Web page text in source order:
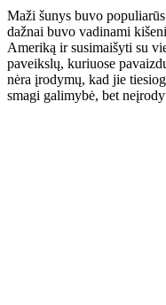
Maži šunys buvo
dažnai buvo vadinami
Ameriką ir susimaišyti su
paveikslų, kuriuose
nėra įrodymų, kad jie
smagi galimybė, bet